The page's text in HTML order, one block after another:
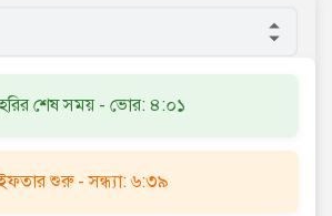
শেষ সময় - ভোর: ৪:০১
শুরু - সন্ধ্যা: ৬:৩৯